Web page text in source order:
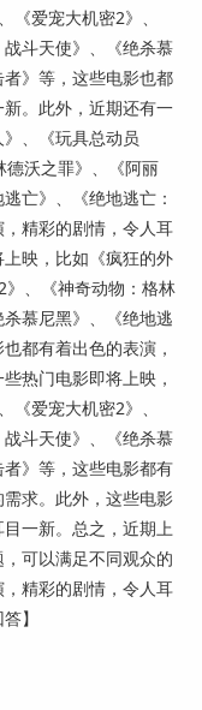
爱宠大机密2》、
战斗天使》、《绝杀慕
》等，这些电影也都
。此外，近期还有一
、《玩具总动员
沃之罪》、《阿丽
亡》、《绝地逃亡：
精彩的剧情，令人耳
映，比如《疯狂的外
、《神奇动物：格林
慕尼黑》、《绝地逃
都有着出色的表演，
热门电影即将上映，
爱宠大机密2》、
战斗天使》、《绝杀慕
》等，这些电影都有
求。此外，这些电影
一新。总之，近期上
可以满足不同观众的
精彩的剧情，令人耳
】